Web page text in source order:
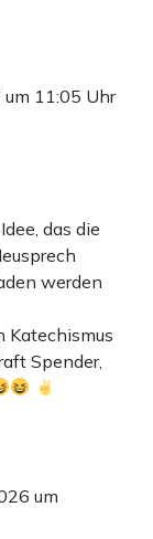
11:05 Uhr
das die
werden
Katechismus
Spender,
um